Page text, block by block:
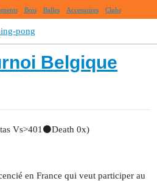
Bois Balles Accessoires Clubs
pong
Belgique
Vs>401⚫Death 0x)
en France qui veut participer au